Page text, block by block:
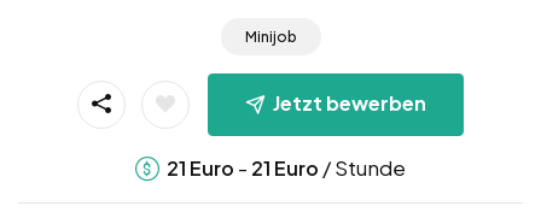
Minijob
Jetzt bewerben
21 Euro - 21 Euro / Stunde